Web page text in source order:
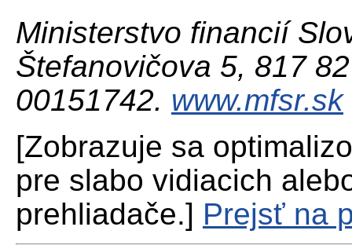
Ministerstvo financií
Štefanovičova 5, 817
00151742. www.mfsr.sk
[Zobrazuje sa
pre slabo vidiacich
prehliadače.] Prejsť na